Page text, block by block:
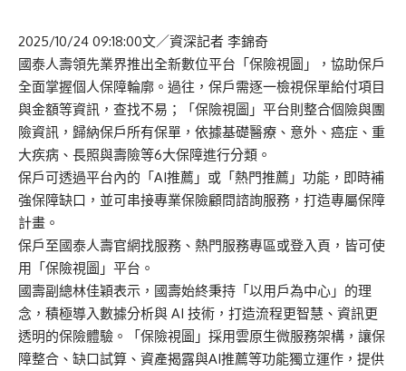
2025/10/24 09:18:00文／資深記者 李錦奇
國泰人壽領先業界推出全新數位平台「保險視圖」，協助保戶
全面掌握個人保障輪廓。過往，保戶需逐一檢視保單給付項目
與金額等資訊，查找不易；「保險視圖」平台則整合個險與團
險資訊，歸納保戶所有保單，依據基礎醫療、意外、癌症、重
大疾病、長照與壽險等6大保障進行分類。
保戶可透過平台內的「AI推薦」或「熱門推薦」功能，即時補
強保障缺口，並可串接專業保險顧問諮詢服務，打造專屬保障
計畫。
保戶至國泰人壽官網找服務、熱門服務專區或登入頁，皆可使
用「保險視圖」平台。
國壽副總林佳穎表示，國壽始終秉持「以用戶為中心」的理
念，積極導入數據分析與 AI 技術，打造流程更智慧、資訊更
透明的保險體驗。「保險視圖」採用雲原生微服務架構，讓保
障整合、缺口試算、資產揭露與AI推薦等功能獨立運作，提供